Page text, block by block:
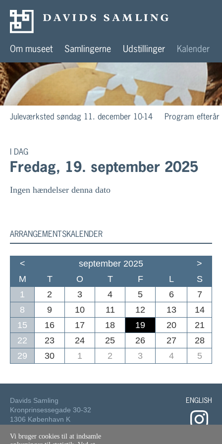
Om museet Samlingerne Udstillinger Kalender
Juleværksted søndag 11. december 10-14 Program
I DAG
Fredag, 19. september 2025
Ingen hændelser denna dato
ARRANGEMENTSKALENDER
< september 2025
>
M
T O T F L
S
1
2 3 4 5 6
7
8
9 10 11 12 13
14
15
16 17 18 19 20
21
22
23 24 25 26 27
28
29
30 1 2 3 4 5
Davids Samling
Kronprinsessegade 30-32
1306 København K
Tlf.: 33 73 49 49
ENGLISH
Vi bruger cookies til at indsamle